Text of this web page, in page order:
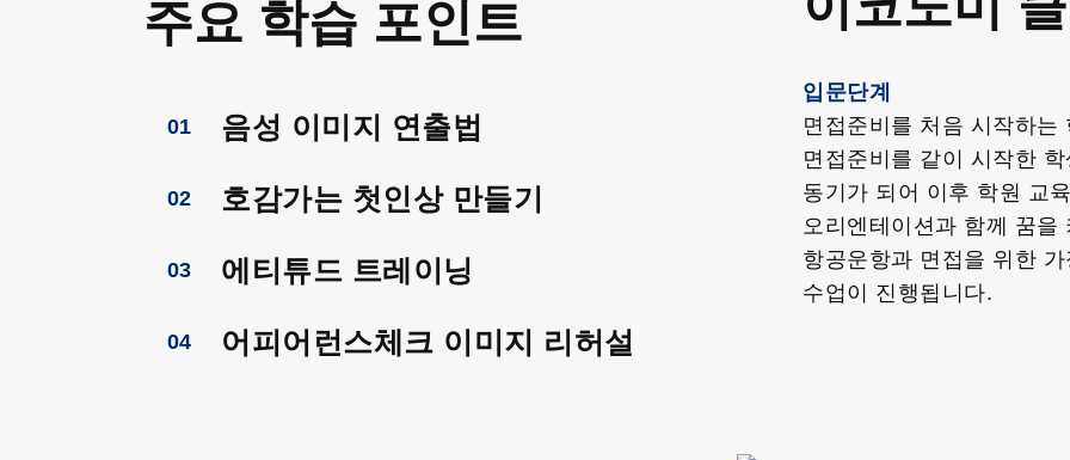
입문단계
면접준비를 처음 시작하는
면접준비를 같이 시작한
동기가 되어 이후 학원 교
오리엔테이션과 함께 꿈을
항공운항과 면접을 위한
수업이 진행됩니다.
주요 학습 포인트
01 음성 이미지 연출법
02 호감가는 첫인상 만들기
03 에티튜드 트레이닝
04 어피어런스체크 이미지 리허설